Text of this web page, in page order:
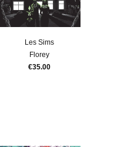
Les Sims
Florey
€35.00